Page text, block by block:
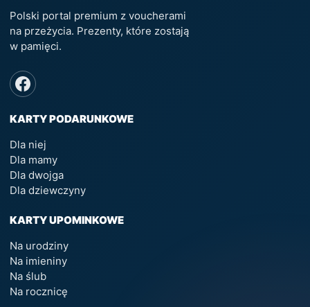
Polski portal premium z voucherami
na przeżycia. Prezenty, które zostają
w pamięci.
KARTY PODARUNKOWE
Dla niej
Dla mamy
Dla dwojga
Dla dziewczyny
KARTY UPOMINKOWE
Na urodziny
Na imieniny
Na ślub
Na rocznicę